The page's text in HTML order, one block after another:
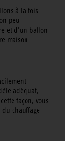
à la fois.
peu
et d’un ballon
maison
adéquat,
façon, vous
du chauffage